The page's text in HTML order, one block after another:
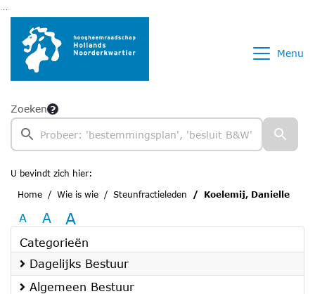
Ga naar de inhoud van deze pagina
Ga naar het zoeken
Ga naar het menu
Menu
Zoeken
U bevindt zich hier:
Home
Wie is wie Steunfractieleden Koelemij, Danielle
A A A
Categorieën
Dagelijks Bestuur
Algemeen Bestuur